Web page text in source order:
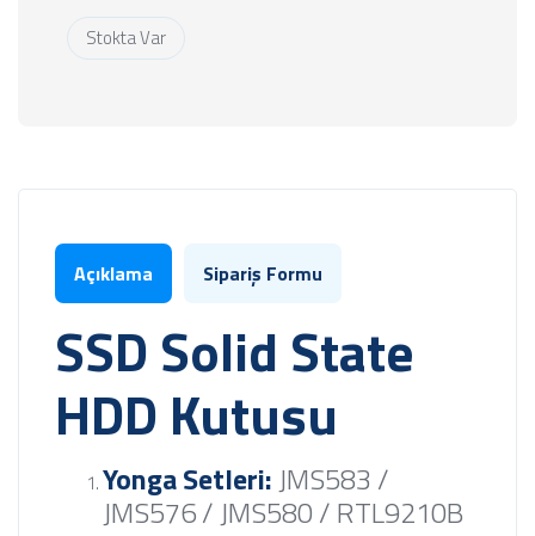
Stokta Var
Açıklama Sipariş Formu
SSD Solid State
HDD Kutusu
Yonga Setleri:JMS583 /
JMS576 / JMS580 / RTL9210B